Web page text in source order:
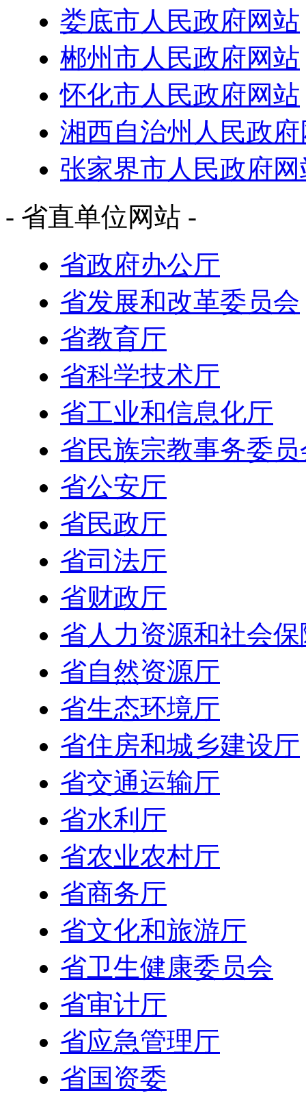
娄底市人民政府网站
郴州市人民政府网站
怀化市人民政府网站
湘西自治州人民政
张家界市人民政府网
- 省直单位网站 -
省政府办公厅
省发展和改革委员会
省教育厅
省科学技术厅
省工业和信息化厅
省民族宗教事务委员
省公安厅
省民政厅
省司法厅
省财政厅
省人力资源和社会
省自然资源厅
省生态环境厅
省住房和城乡建设厅
省交通运输厅
省水利厅
省农业农村厅
省商务厅
省文化和旅游厅
省卫生健康委员会
省审计厅
省应急管理厅
省国资委